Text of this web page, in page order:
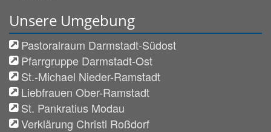
Unsere Umgebung
Pastoralraum Darmstadt-Südost
Pfarrgruppe Darmstadt-Ost
St.-Michael Nieder-Ramstadt
Liebfrauen Ober-Ramstadt
St. Pankratius Modau
Verklärung Christi Roßdorf